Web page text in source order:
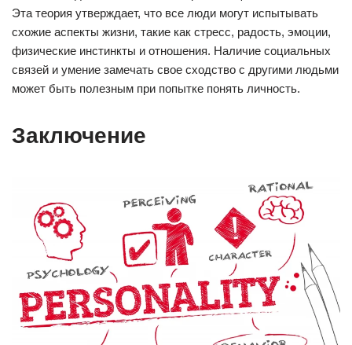
Эта теория утверждает, что все люди могут испытывать
схожие аспекты жизни, такие как стресс, радость, эмоции,
физические инстинкты и отношения. Наличие социальных
связей и умение замечать свое сходство с другими людьми
может быть полезным при попытке понять личность.
Заключение